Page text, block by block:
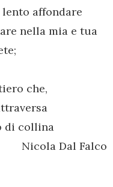
affondare
nella mia e tua
che,
di collina
Dal Falco